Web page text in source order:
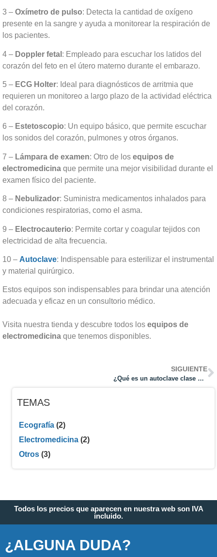
3 – Oxímetro de pulso: Detecta la cantidad de oxígeno
presente en la sangre y ayuda a monitorear la respiración de
los pacientes.
4 – Doppler fetal : Empleado para escuchar los latidos del
corazón del feto en el útero materno durante el embarazo.
5 – ECG Holter: Ideal para diagnósticos de arritmia que
requieren un monitoreo a largo plazo de la actividad eléctrica
del corazón.
6 – Estetoscopio: Un equipo básico, que permite escuchar
los sonidos del corazón, pulmones y otros órganos.
7 – Lámpara de examen: Otro de los equipos de
electromedicina que permite una mejor visibilidad durante el
examen físico del paciente.
8 – Nebulizador: Suministra medicamentos inhalados para
condiciones respiratorias, como el asma.
9 – Electrocauterio: Permite cortar y coagular tejidos con
electricidad de alta frecuencia.
10 – Autoclave: Indispensable para esterilizar el instrumental
y material quirúrgico.
Estos equipos son indispensables para brindar una atención
adecuada y eficaz en un consultorio médico.
Visita nuestra tienda y descubre todos los equipos de
electromedicina que tenemos disponibles.
SIGUIENTE
¿Qué es un autoclave clase B y por qué no debe faltar en tu consulta médica?
TEMAS
Ecografía (2)
Electromedicina (2)
Otros (3)
Todos los precios que aparecen en nuestra web son IVA
incluido.
¿ALGUNA DUDA?